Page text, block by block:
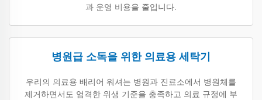
과 운영 비용을 줄입니다.
병원급 소독을 위한 의료용 세탁기
우리의 의료용 배리어 워셔는 병원과 진료소에서 병원체를
제거하면서도 엄격한 위생 기준을 충족하고 의료 규정에 부